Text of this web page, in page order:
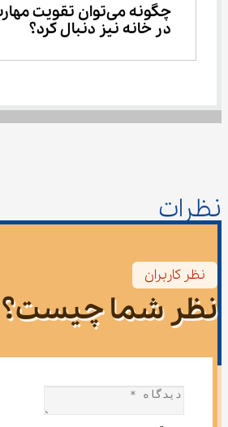
در خانه نیز دنبال کرد؟
نظرات
نظر کاربران
نظر شما چیست؟